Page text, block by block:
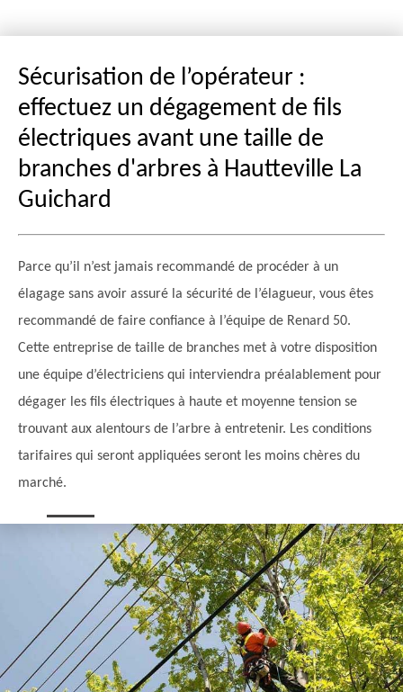
Sécurisation de l’opérateur :
effectuez un dégagement de fils
électriques avant une taille de
branches d'arbres à Hautteville La
Guichard
Parce qu’il n’est jamais recommandé de procéder à un
élagage sans avoir assuré la sécurité de l’élagueur, vous êtes
recommandé de faire confiance à l’équipe de Renard 50.
Cette entreprise de taille de branches met à votre disposition
une équipe d’électriciens qui interviendra préalablement pour
dégager les fils électriques à haute et moyenne tension se
trouvant aux alentours de l’arbre à entretenir. Les conditions
tarifaires qui seront appliquées seront les moins chères du
marché.